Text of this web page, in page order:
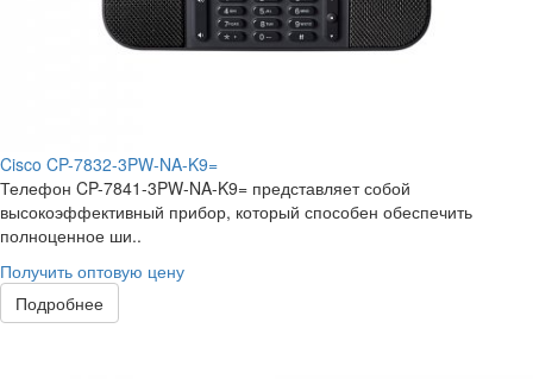
Cisco CP-7832-3PW-NA-K9=
Телефон CP-7841-3PW-NA-K9= представляет собой
высокоэффективный прибор, который способен обеспечить
полноценное ши..
Получить оптовую цену
Подробнее